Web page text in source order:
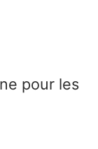
pour les